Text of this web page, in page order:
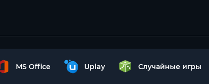
MS Office Uplay Случайные игры